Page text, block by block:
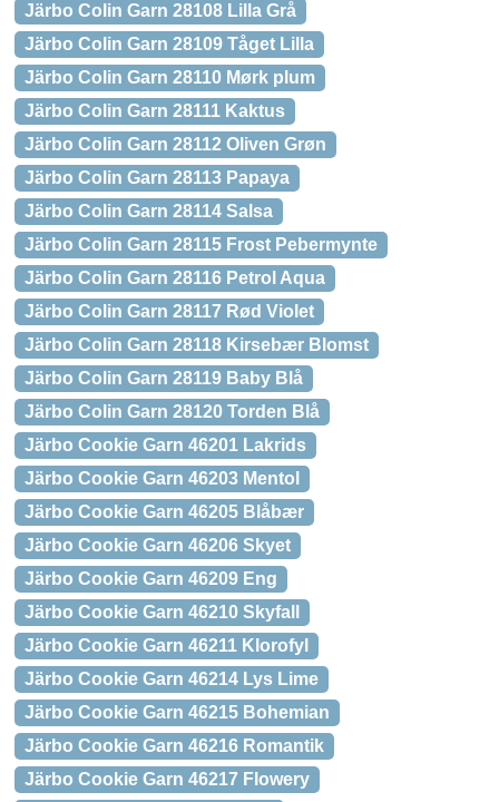
Järbo Colin Garn 28108 Lilla Grå
Järbo Colin Garn 28109 Tåget Lilla
Järbo Colin Garn 28110 Mørk plum
Järbo Colin Garn 28111 Kaktus
Järbo Colin Garn 28112 Oliven Grøn
Järbo Colin Garn 28113 Papaya
Järbo Colin Garn 28114 Salsa
Järbo Colin Garn 28115 Frost Pebermynte
Järbo Colin Garn 28116 Petrol Aqua
Järbo Colin Garn 28117 Rød Violet
Järbo Colin Garn 28118 Kirsebær Blomst
Järbo Colin Garn 28119 Baby Blå
Järbo Colin Garn 28120 Torden Blå
Järbo Cookie Garn 46201 Lakrids
Järbo Cookie Garn 46203 Mentol
Järbo Cookie Garn 46205 Blåbær
Järbo Cookie Garn 46206 Skyet
Järbo Cookie Garn 46209 Eng
Järbo Cookie Garn 46210 Skyfall
Järbo Cookie Garn 46211 Klorofyl
Järbo Cookie Garn 46214 Lys Lime
Järbo Cookie Garn 46215 Bohemian
Järbo Cookie Garn 46216 Romantik
Järbo Cookie Garn 46217 Flowery